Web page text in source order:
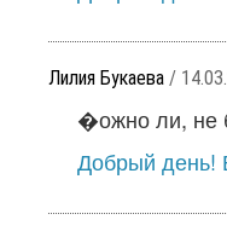
Лилия Букаева /
�ожно ли, не
Добрый день!